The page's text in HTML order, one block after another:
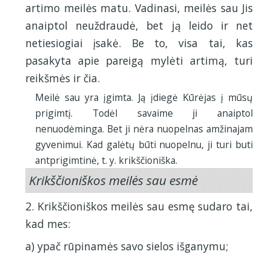
artimo meilės matu. Vadinasi, meilės sau Jis
anaiptol neuždraudė, bet ją leido ir net
netiesiogiai įsakė. Be to, visa tai, kas
pasakyta apie pareigą mylėti artimą, turi
reikšmės ir čia.
Meilė sau yra įgimta. Ją įdiegė Kūrėjas į mūsų
prigimtį. Todėl savaime ji anaiptol
nenuodėminga. Bet ji nėra nuopelnas amžinajam
gyvenimui. Kad galėtų būti nuopelnu, ji turi buti
antprigimtinė, t. y. krikščioniška.
Krikščioniškos meilės sau esmė
2. Krikščioniškos meilės sau esmę sudaro tai,
kad mes:
a) ypač rūpinamės savo sielos išganymu;